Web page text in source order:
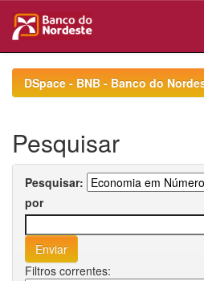
navigationDSpace - BNB - Banco do
Pesquisar
Pesquisar:
por
Filtros correntes: